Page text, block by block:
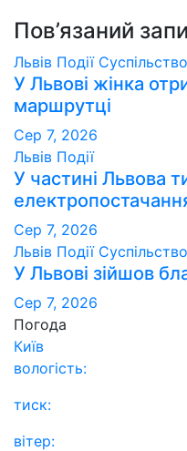
Пов’язаний
Львів Події Суспільство
У Львові жінка
маршрутці
Сер 7, 2026
Львів Події
У частині Львова
Сер 7, 2026
Львів Події Суспільство
У Львові зійшов
Сер 7, 2026
Погода
Київ
вологість:
тиск:
вітер: